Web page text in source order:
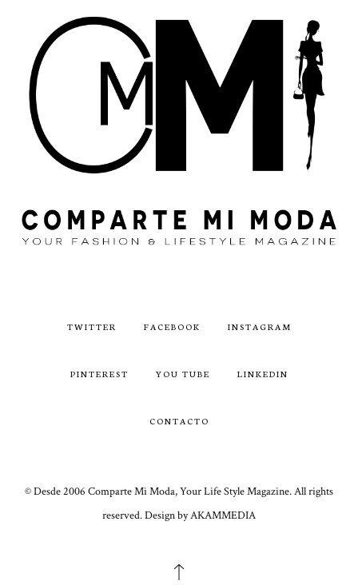
TWITTER FACEBOOK INSTAGRAM
PINTEREST YOU TUBE LINKEDIN
CONTACTO
© Desde 2006 Comparte Mi Moda, Your Life Style Magazine. All rights
reserved. Design by AKAMMEDIA